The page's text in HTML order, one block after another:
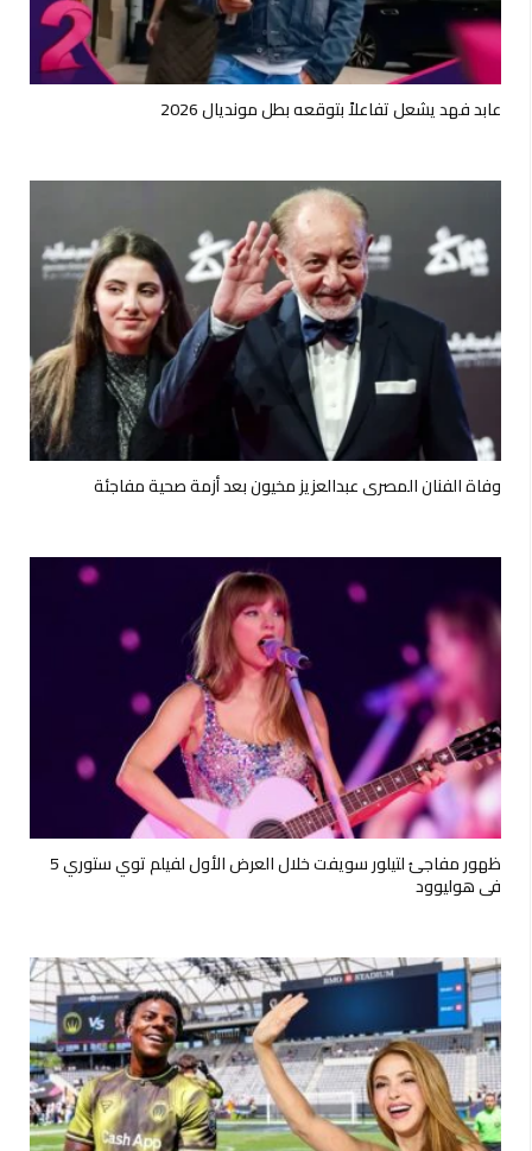
عابد فهد يشعل تفاعلاً بتوقعه بطل مونديال 2026
وفاة الفنان المصري عبدالعزيز مخيون بعد أزمة صحية مفاجئة
ظهور مفاجئ لتيلور سويفت خلال العرض الأول لفيلم توي ستوري 5
في هوليوود